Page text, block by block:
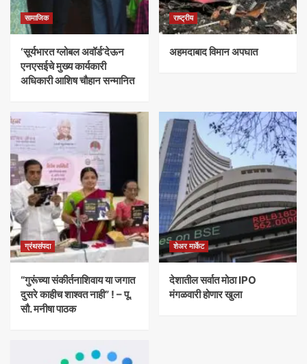
सामाजिक
‘सूर्यभारत ग्लोबल अवॉर्ड’देऊन
एनएसईचे मुख्य कार्यकारी
अधिकारी आशिष चौहान सन्मानित
राष्ट्रीय
अहमदाबाद विमान अपघात
ग्रंथसंपदा
“गुरूंच्या संकीर्तनाशिवाय या जगात
दुसरे काहीच शाश्वत नाही” ! – पू.
सौ. मनीषा पाठक
शेअर मार्केट
देशातील सर्वात मोठा IPO
मंगळवारी होणार खुला